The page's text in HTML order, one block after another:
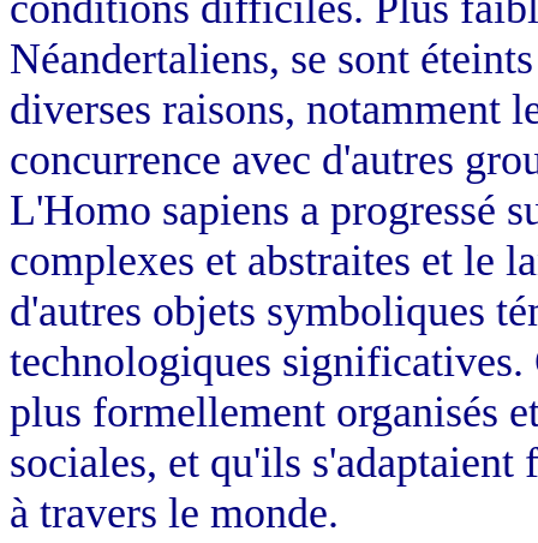
Néandertaliens, se sont
diverses raisons, notamment
concurrence avec d'autres
L'Homo sapiens a progressé
complexes et abstraites et le
d'autres objets symboliques
technologiques significatives.
plus formellement organisés
sociales, et qu'ils
à travers le monde.